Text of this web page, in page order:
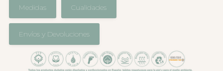
Medidas Cualidades
Envíos y Devoluciones